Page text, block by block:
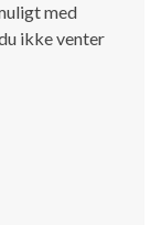
med
ikke venter